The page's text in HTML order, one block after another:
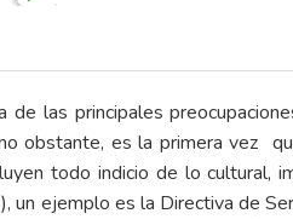
de las principales
obstante, es la primera vez
todo indicio de lo cultural,
un ejemplo es la Directiva de